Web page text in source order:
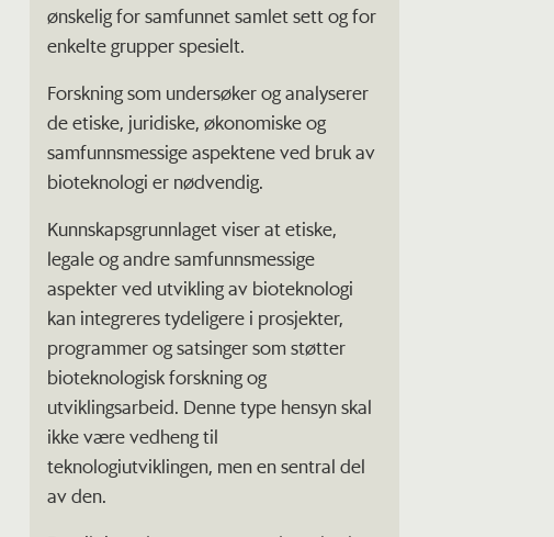
ønskelig for samfunnet samlet sett og for
enkelte grupper spesielt.
Forskning som undersøker og analyserer
de etiske, juridiske, økonomiske og
samfunnsmessige aspektene ved bruk av
bioteknologi er nødvendig.
Kunnskapsgrunnlaget viser at etiske,
legale og andre samfunnsmessige
aspekter ved utvikling av bioteknologi
kan integreres tydeligere i prosjekter,
programmer og satsinger som støtter
bioteknologisk forskning og
utviklingsarbeid. Denne type hensyn skal
ikke være vedheng til
teknologiutviklingen, men en sentral del
av den.